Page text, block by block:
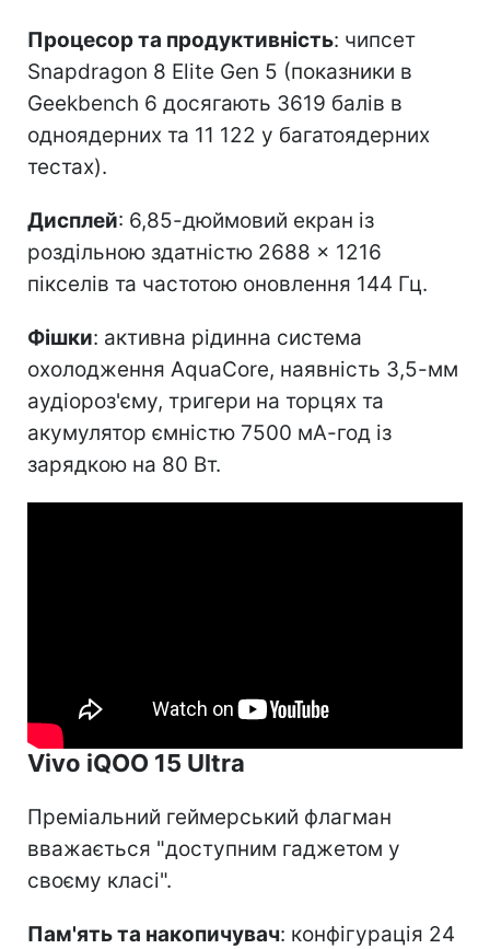
Процесор та продуктивність: чипсет
Snapdragon 8 Elite Gen 5 (показники в
Geekbench 6 досягають 3619 балів в
одноядерних та 11 122 у багатоядерних
тестах).
Дисплей: 6,85-дюймовий екран із
роздільною здатністю 2688 × 1216
пікселів та частотою оновлення 144 Гц.
Фішки: активна рідинна система
охолодження AquaCore, наявність 3,5-мм
аудіороз'єму, тригери на торцях та
акумулятор ємністю 7500 мА-год із
зарядкою на 80 Вт.
Vivo iQOO 15 Ultra
Преміальний геймерський флагман
вважається "доступним гаджетом у
своєму класі".
Пам'ять та накопичувач: конфігурація 24